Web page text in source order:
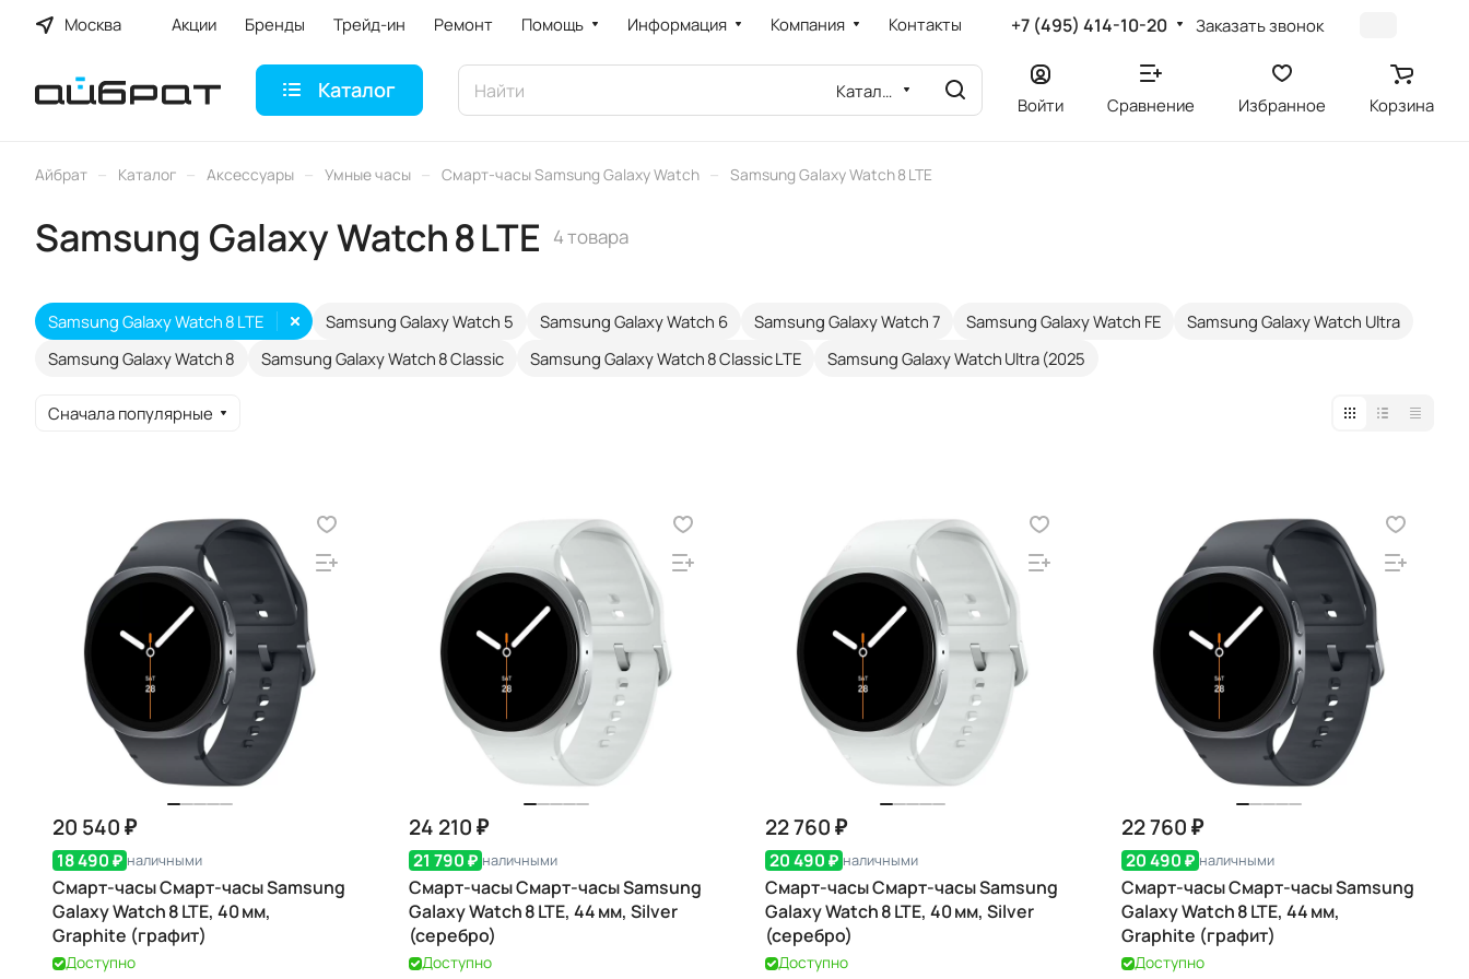
Москва Акции Бренды Трейд-ин Ремонт Помощь Информация Компания Контакты +7 (495) 414-10-20 Заказать звонок
Каталог Каталог
Войти Сравнение Избранное Корзина
Айбрат – Каталог – Аксессуары – Умные часы – Смарт-часы Samsung Galaxy Watch – Samsung Galaxy Watch 8 LTE
Samsung Galaxy Watch 8 LTE 4 товара
Samsung Galaxy Watch 5 Samsung Galaxy Watch 6 Samsung Galaxy Watch 7 Samsung Galaxy Watch FE
Samsung Galaxy Watch Ultra
Samsung Galaxy Watch 8
Samsung Galaxy Watch 8 Classic Samsung Galaxy Watch 8 Classic LTE
Samsung Galaxy Watch 8 LTE
Samsung Galaxy Watch Ultra (2025
Сначала популярные
20 540 ₽
18 490 ₽ наличными
Смарт-часы Смарт-часы Samsung
Galaxy Watch 8 LTE, 40 мм,
Graphite (графит)
Доступно
24 210 ₽
21 790 ₽ наличными
Смарт-часы Смарт-часы Samsung
Galaxy Watch 8 LTE, 44 мм, Silver
(серебро)
Доступно
22 760 ₽
20 490 ₽ наличными
Смарт-часы Смарт-часы Samsung
Galaxy Watch 8 LTE, 40 мм, Silver
(серебро)
Доступно
22 760 ₽
20 490 ₽ наличными
Смарт-часы Смарт-часы Samsung
Galaxy Watch 8 LTE, 44 мм,
Graphite (графит)
Доступно